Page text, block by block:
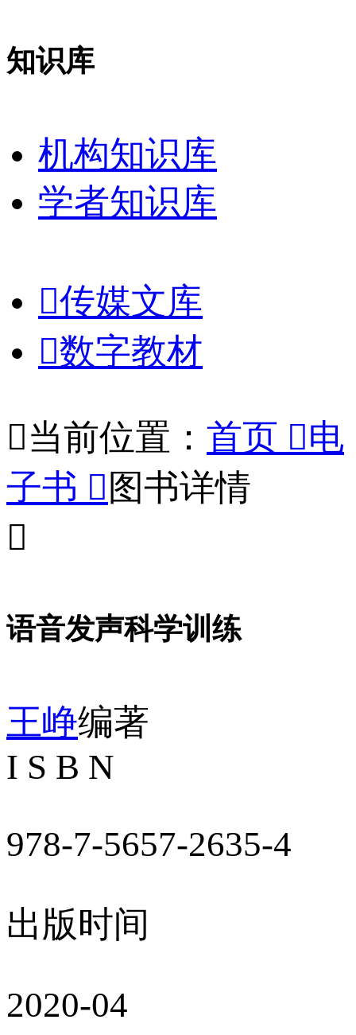
知识库
机构知识库
学者知识库
传媒文库
数字教材
当前位置： 首页 电
子书  图书详情

语音发声科学训练
王峥编著
I S B N
978-7-5657-2635-4
出版时间
2020-04